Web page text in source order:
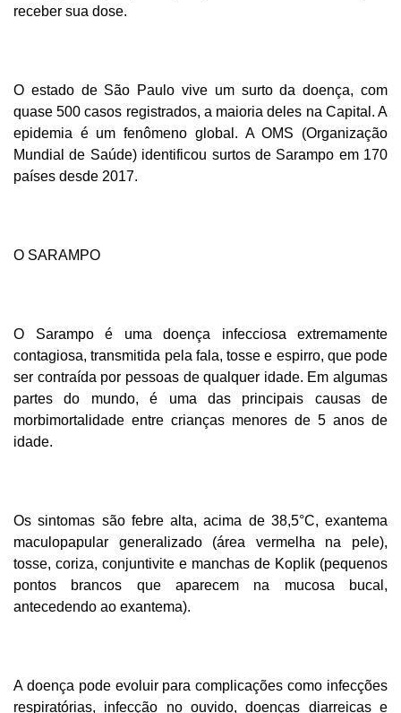
receber sua dose.
O estado de São Paulo vive um surto da doença, com
quase 500 casos registrados, a maioria deles na Capital. A
epidemia é um fenômeno global. A OMS (Organização
Mundial de Saúde) identificou surtos de Sarampo em 170
países desde 2017.
O SARAMPO
O Sarampo é uma doença infecciosa extremamente
contagiosa, transmitida pela fala, tosse e espirro, que pode
ser contraída por pessoas de qualquer idade. Em algumas
partes do mundo, é uma das principais causas de
morbimortalidade entre crianças menores de 5 anos de
idade.
Os sintomas são febre alta, acima de 38,5°C, exantema
maculopapular generalizado (área vermelha na pele),
tosse, coriza, conjuntivite e manchas de Koplik (pequenos
pontos brancos que aparecem na mucosa bucal,
antecedendo ao exantema).
A doença pode evoluir para complicações como infecções
respiratórias, infecção no ouvido, doenças diarreicas e